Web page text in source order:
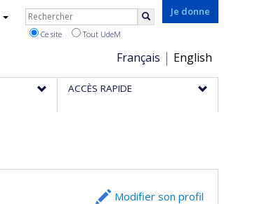
Je donne
Choix
de
la
Français English
Rechercher
Ce site Tout UdeM
ACCÈS RAPIDE
Modifier son profil